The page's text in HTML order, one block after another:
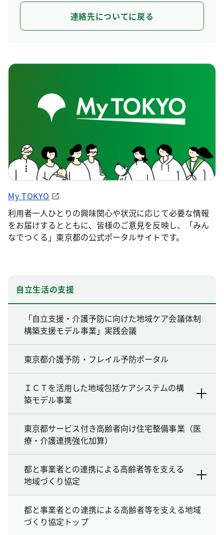
連絡先についてに戻る
My TOKYO
利用者一人ひとりの興味関心や状況に応じて必要な情報
をお届けするとともに、皆様のご意見を反映し、「みん
なでつくる」東京都の公式ポータルサイトです。
自立生活の支援
「自立支援・介護予防に向けた地域ケア会議体制
構築支援モデル事業」実践会議
東京都介護予防・フレイル予防ポータル
ＩＣＴを活用した地域包括ケアシステムの構
築モデル事業
東京都サービス付き高齢者向け住宅整備事業（医
療・介護連携強化加算）
都と事業者との連携による高齢者等を支える
地域づくり協定
都と事業者との連携による高齢者等を支える地域
づくり協定トップ